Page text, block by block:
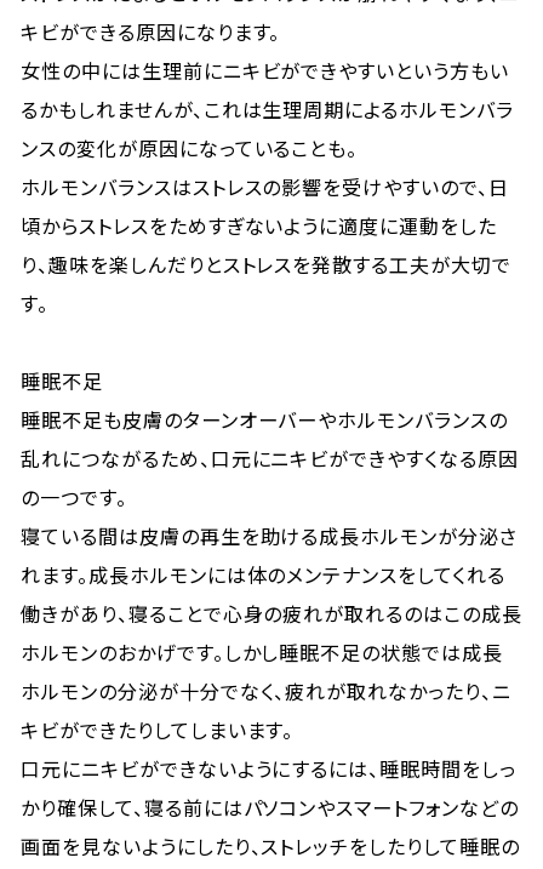
キビができる原因になります。
女性の中には生理前にニキビができやすいという方もい
るかもしれませんが、これは生理周期によるホルモンバラ
ンスの変化が原因になっていることも。
ホルモンバランスはストレスの影響を受けやすいので、日
頃からストレスをためすぎないように適度に運動をした
り、趣味を楽しんだりとストレスを発散する工夫が大切で
す。
睡眠不足
睡眠不足も皮膚のターンオーバーやホルモンバランスの
乱れにつながるため、口元にニキビができやすくなる原因
の一つです。
寝ている間は皮膚の再生を助ける成長ホルモンが分泌さ
れます。成長ホルモンには体のメンテナンスをしてくれる
働きがあり、寝ることで心身の疲れが取れるのはこの成長
ホルモンのおかげです。しかし睡眠不足の状態では成長
ホルモンの分泌が十分でなく、疲れが取れなかったり、ニ
キビができたりしてしまいます。
口元にニキビができないようにするには、睡眠時間をしっ
かり確保して、寝る前にはパソコンやスマートフォンなどの
画面を見ないようにしたり、ストレッチをしたりして睡眠の